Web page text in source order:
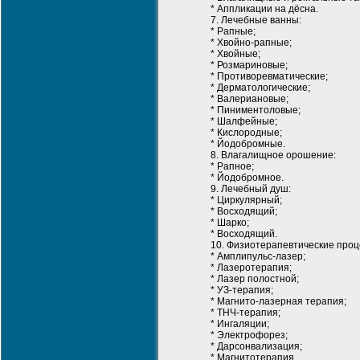
* Аппликации на дёсна.
7. Лечебные ванны:
* Рапные;
* Хвойно-рапные;
* Хвойные;
* Розмариновые;
* Противоревматические;
* Дерматологические;
* Валериановые;
* Пиниментоловые;
* Шалфейные;
* Кислородные;
* Йодобромные.
8. Влагалищное орошение:
* Рапное;
* Йодобромное.
9. Лечебный душ:
* Циркулярный;
* Восходящий;
* Шарко;
* Восходящий.
10. Физиотерапевтические
* Амплипульс-лазер;
* Лазеротерапия;
* Лазер полостной;
* УЗ-терапия;
* Магнито-лазерная терапия;
* ТНЧ-терапия;
* Ингаляции;
* Электрофорез;
* Дарсонвализация;
* Магнитотерапия.